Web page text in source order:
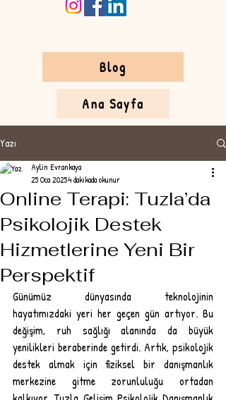
Blog
Ana Sayfa
Yazı
Online Terapi: Tuzla’da
Psikolojik Destek
Hizmetlerine Yeni Bir
Perspektif
Aylin Evrankaya
25 Oca 20254 dakikada okunur
Günümüz dünyasında teknolojinin
hayatımızdaki yeri her geçen gün artıyor. Bu
değişim, ruh sağlığı alanında da büyük
yenilikleri beraberinde getirdi. Artık, psikolojik
destek almak için fiziksel bir danışmanlık
merkezine gitme zorunluluğu ortadan